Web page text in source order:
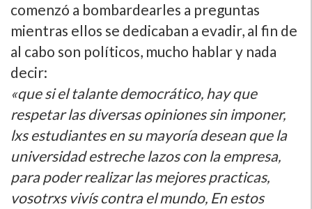
comenzó a bombardearles a preguntas
mientras ellos se dedicaban a evadir, al fin de
al cabo son polí­ticos, mucho hablar y nada
decir:
«que si el talante democrático, hay que
respetar las diversas opiniones sin imponer,
lxs estudiantes en su mayorí­a desean que la
universidad estreche lazos con la empresa,
para poder realizar las mejores practicas,
vosotrxs viví­s contra el mundo, En estos